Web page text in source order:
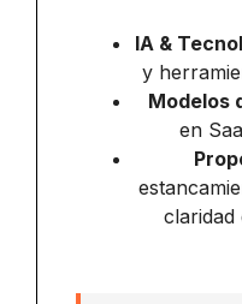
IA &
y
Modelos
en
claridad